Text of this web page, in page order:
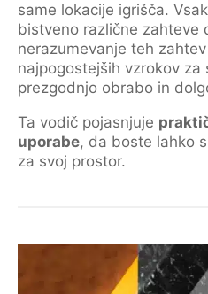
same lokacije igrišča.
bistveno različne zahteve
nerazumevanje teh
najpogostejših vzrokov za
prezgodnjo obrabo in
Ta vodič pojasnjuje
uporabe, da boste lahko
za svoj prostor.